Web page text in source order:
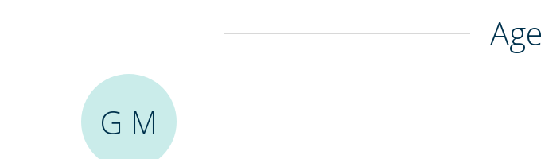
G M